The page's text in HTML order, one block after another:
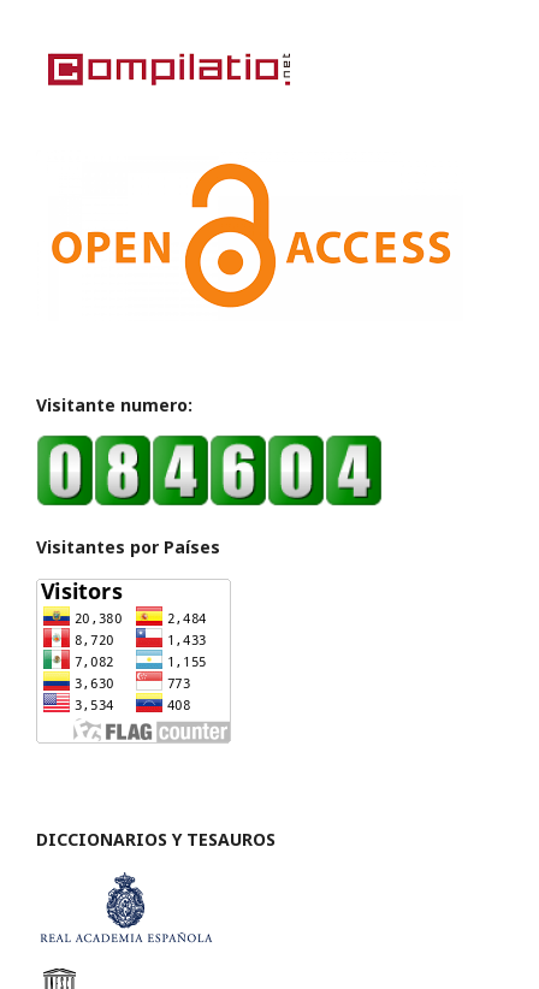
Visitante numero:
Visitantes por Países
DICCIONARIOS Y TESAUROS